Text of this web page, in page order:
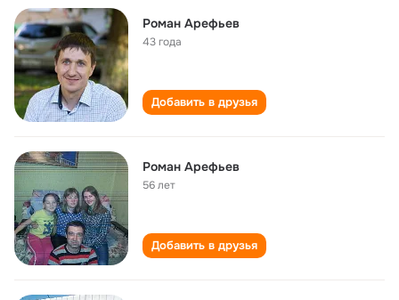
Роман Арефьев
43 года
Добавить в друзья
Роман Арефьев
56 лет
Добавить в друзья